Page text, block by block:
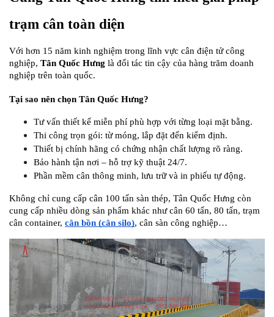
trạm cân toàn diện
Với hơn 15 năm kinh nghiệm trong lĩnh vực cân điện tử công
nghiệp, Tân Quốc Hưng là đối tác tin cậy của hàng trăm doanh
nghiệp trên toàn quốc.
Tại sao nên chọn Tân Quốc Hưng?
Tư vấn thiết kế miễn phí phù hợp với từng loại mặt bằng.
Thi công trọn gói: từ móng, lắp đặt đến kiểm định.
Thiết bị chính hãng có chứng nhận chất lượng rõ ràng.
Bảo hành tận nơi – hỗ trợ kỹ thuật 24/7.
Phần mềm cân thông minh, lưu trữ và in phiếu tự động.
Không chỉ cung cấp cân 100 tấn sàn thép, Tân Quốc Hưng còn
cung cấp nhiều dòng sản phẩm khác như cân 60 tấn, 80 tấn, trạm
cân container, cân bồn (cân silo), cân sàn công nghiệp…